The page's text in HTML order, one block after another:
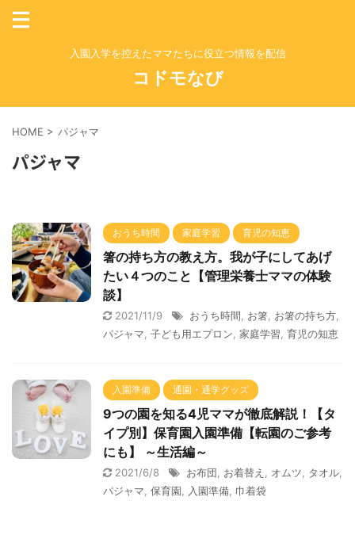
入園入学を控えたママたちに役立つ情報を配信
コドモなび
HOME > パジャマ
パジャマ
おうち時間 家庭学習 育児の知恵
箸の持ち方の教え方。我が子にしてあげ
たい４つのこと【管理栄養士ママの体験
談】
2021/11/9 おうち時間 お箸 お箸の持ち方
パジャマ 子ども用エプロン 家庭学習 育児の知恵
入園準備 通園・通学グッズ
9つの園を知る4児ママが徹底解説！【タ
イプ別】保育園入園準備【転園のご参考
にも】 ～生活編～
2021/6/8 お布団 お着替え オムツ タオル
パジャマ 保育園 入園準備 巾着袋